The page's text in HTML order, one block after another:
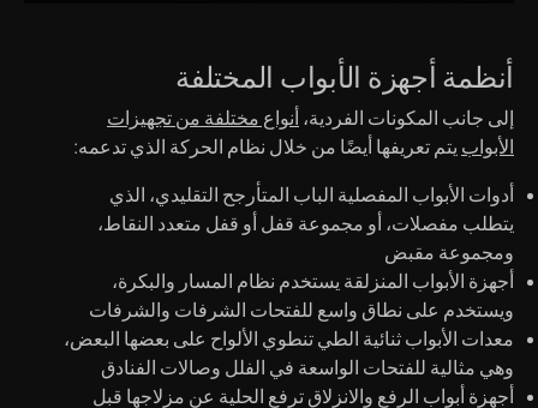
أنظمة أجهزة الأبواب المختلفة
إلى جانب المكونات الفردية، أنواع مختلفة من تجهيزات
الأبواب يتم تعريفها أيضًا من خلال نظام الحركة الذي تدعمه:
أدوات الأبواب المفصلية الباب المتأرجح التقليدي، الذي
يتطلب مفصلات، أو مجموعة قفل أو قفل متعدد النقاط،
ومجموعة مقبض
أجهزة الأبواب المنزلقة يستخدم نظام المسار والبكرة،
ويستخدم على نطاق واسع للفتحات الشرفات والشرفات
معدات الأبواب ثنائية الطي تنطوي الألواح على بعضها البعض،
وهي مثالية للفتحات الواسعة في الفلل وصالات الفنادق
أجهزة أبواب الرفع والانزلاق ترفع الحلية عن مزلاجها قبل